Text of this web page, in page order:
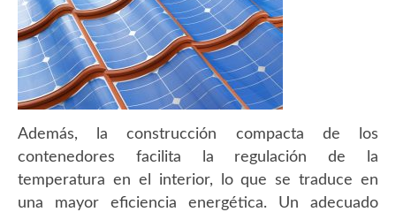
Además, la construcción compacta de los
contenedores facilita la regulación de la
temperatura en el interior, lo que se traduce en
una mayor eficiencia energética. Un adecuado